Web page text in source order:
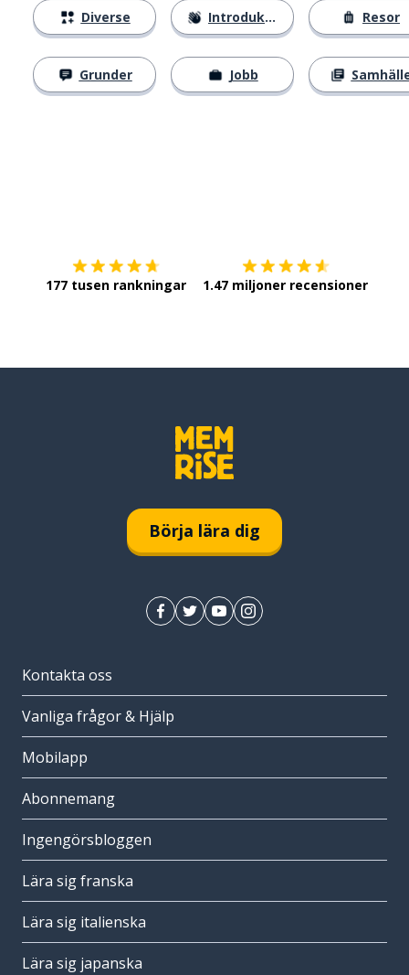
Diverse
Grunder
Introduktion
Jobb
Resor
177 tusen rankningar 1.47 miljoner recensioner
Börja lära dig
Kontakta oss
Vanliga frågor & Hjälp
Mobilapp
Abonnemang
Ingengörsbloggen
Lära sig franska
Lära sig italienska
Lära sig japanska